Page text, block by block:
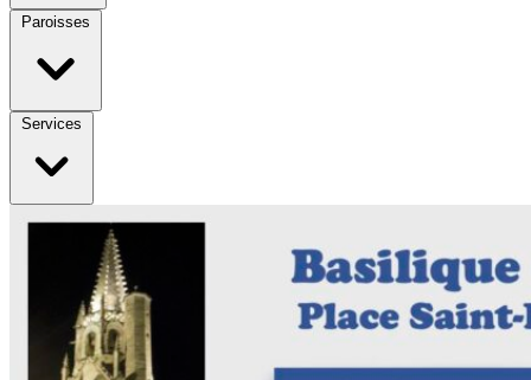
Paroisses
Services